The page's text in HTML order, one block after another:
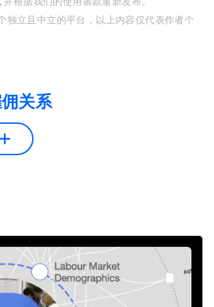
独立且中立的平台，以上内容仅代表作者个
关系